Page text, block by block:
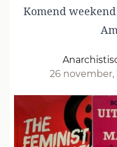
Komend
26 november,